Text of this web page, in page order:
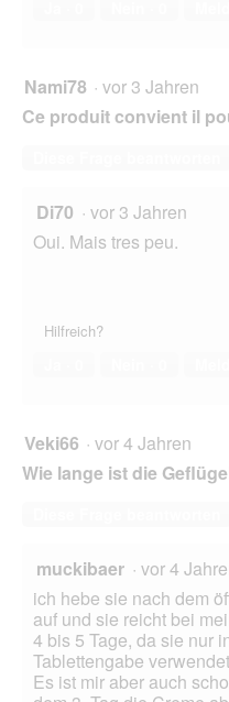
Nami78 · vor 3 Jahren
Ce produit convient il
Di70 · vor 3 Jahren
Oui. Mais tres peu.
Hilfreich?
Veki66 · vor 4 Jahren
Wie lange ist die
muckibaer · vor 4
ich hebe sie nach dem
auf und sie reicht bei
4 bis 5 Tage, da sie nur
Tablettengabe
Es ist mir aber auch